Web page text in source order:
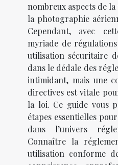
nombreux aspects de
la photographie
Cependant, avec
myriade de
utilisation sécuritaire
dans le dédale des
intimidant, mais une
directives est vitale
la loi. Ce guide vous
étapes essentielles
dans l’univers
Connaître la
utilisation conforme